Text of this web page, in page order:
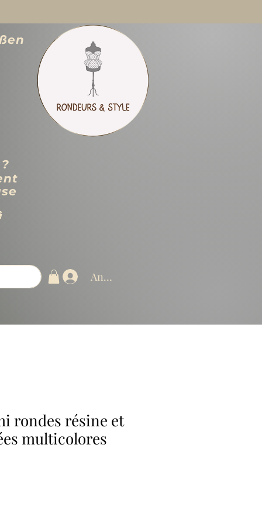
Anmelden
rondes résine et
multicolores